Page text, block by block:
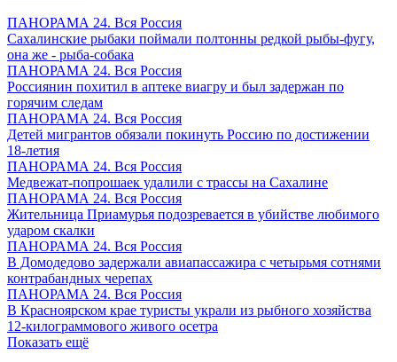
ПАНОРАМА 24. Вся Россия
Сахалинские рыбаки поймали полтонны редкой рыбы-фугу,
она же - рыба-собака
ПАНОРАМА 24. Вся Россия
Россиянин похитил в аптеке виагру и был задержан по
горячим следам
ПАНОРАМА 24. Вся Россия
Детей мигрантов обязали покинуть Россию по достижении
18-летия
ПАНОРАМА 24. Вся Россия
Медвежат-попрошаек удалили с трассы на Сахалине
ПАНОРАМА 24. Вся Россия
Жительница Приамурья подозревается в убийстве любимого
ударом скалки
ПАНОРАМА 24. Вся Россия
В Домодедово задержали авиапассажира с четырьмя сотнями
контрабандных черепах
ПАНОРАМА 24. Вся Россия
В Красноярском крае туристы украли из рыбного хозяйства
12-килограммового живого осетра
Показать ещё